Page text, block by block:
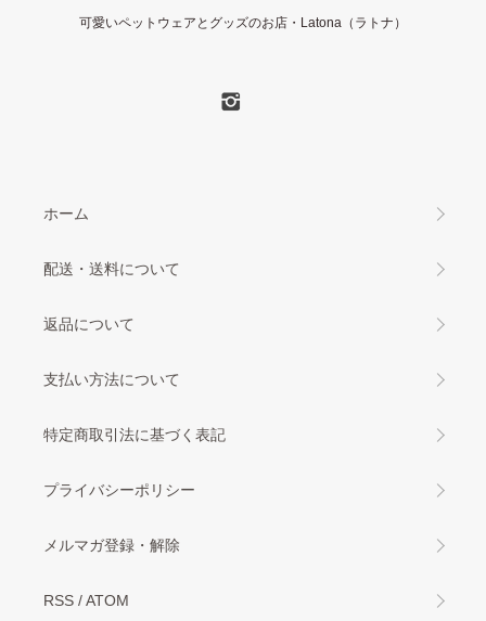
可愛いペットウェアとグッズのお店・Latona（ラトナ）
ホーム
配送・送料について
返品について
支払い方法について
特定商取引法に基づく表記
プライバシーポリシー
メルマガ登録・解除
RSS /ATOM